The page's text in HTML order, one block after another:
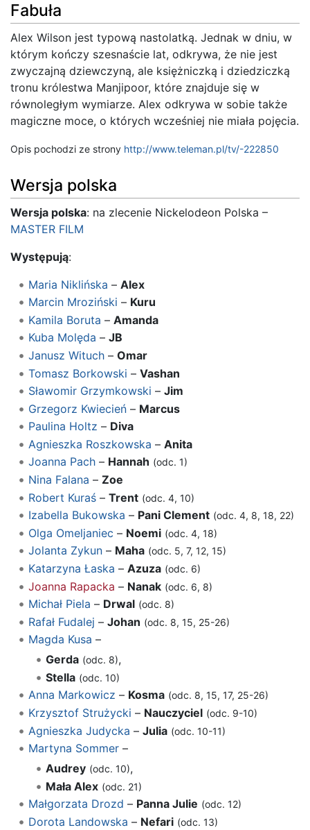
Fabuła
Alex Wilson jest typową nastolatką. Jednak w dniu, w
którym kończy szesnaście lat, odkrywa, że nie jest
zwyczajną dziewczyną, ale księżniczką i dziedziczką
tronu królestwa Manjipoor, które znajduje się w
równoległym wymiarze. Alex odkrywa w sobie także
magiczne moce, o których wcześniej nie miała pojęcia.
Opis pochodzi ze strony http://www.teleman.pl/tv/-222850
Wersja polska
Wersja polska: na zlecenie Nickelodeon Polska –
MASTER FILM
Występują:
Maria Niklińska – Alex
Marcin Mroziński – Kuru
Kamila Boruta – Amanda
Kuba Molęda – JB
Janusz Wituch– Omar
Tomasz Borkowski – Vashan
Sławomir Grzymkowski – Jim
Grzegorz Kwiecień– Marcus
Paulina Holtz – Diva
Agnieszka Roszkowska – Anita
Joanna Pach– Hannah (odc. 1)
Nina Falana – Zoe
Robert Kuraś– Trent (odc. 4, 10)
Izabella Bukowska – Pani Clement (odc. 4, 8, 18, 22)
Olga Omeljaniec – Noemi (odc. 4, 18)
Jolanta Zykun– Maha (odc. 5, 7, 12, 15)
Katarzyna Łaska – Azuza (odc. 6)
Joanna Rapacka – Nanak (odc. 6, 8)
Michał Piela – Drwal (odc. 8)
Rafał Fudalej – Johan (odc. 8, 15, 25-26)
Magda Kusa –
Gerda (odc. 8),
Stella (odc. 10)
Anna Markowicz – Kosma (odc. 8, 15, 17, 25-26)
Krzysztof Strużycki – Nauczyciel (odc. 9-10)
Agnieszka Judycka – Julia (odc. 10-11)
Martyna Sommer–
Audrey (odc. 10),
Mała Alex (odc. 21)
Małgorzata Drozd – Panna Julie (odc. 12)
Dorota Landowska – Nefari (odc. 13)